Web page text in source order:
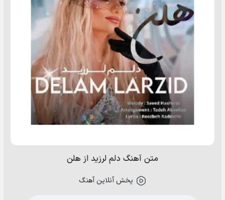
متن آهنگ دلم لرزید از هلن
پخش آنلاین آهنگ